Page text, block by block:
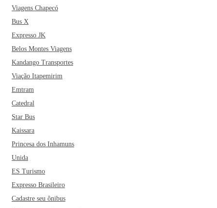
Viagens Chapecó
Bus X
Expresso JK
Belos Montes Viagens
Kandango Transportes
Viação Itapemirim
Emtram
Catedral
Star Bus
Kaissara
Princesa dos Inhamuns
Unida
ES Turismo
Expresso Brasileiro
Cadastre seu ônibus